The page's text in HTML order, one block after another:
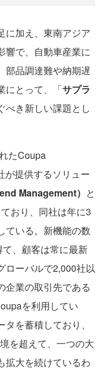
に加え、東南アジア
響で、自動車産業に
部品調達難や納期遅
にとって、「サプラ
べき新しい課題とし
たCoupa
が提供するソリュー
Management） と
おり、同社は年に3
ている。新機能の数
、顧客は常に最新
ローバルで2,000社以
企業の取引先である
を利用してい
を蓄積しており、
を超えて、一つの大
拡大を続けているわ